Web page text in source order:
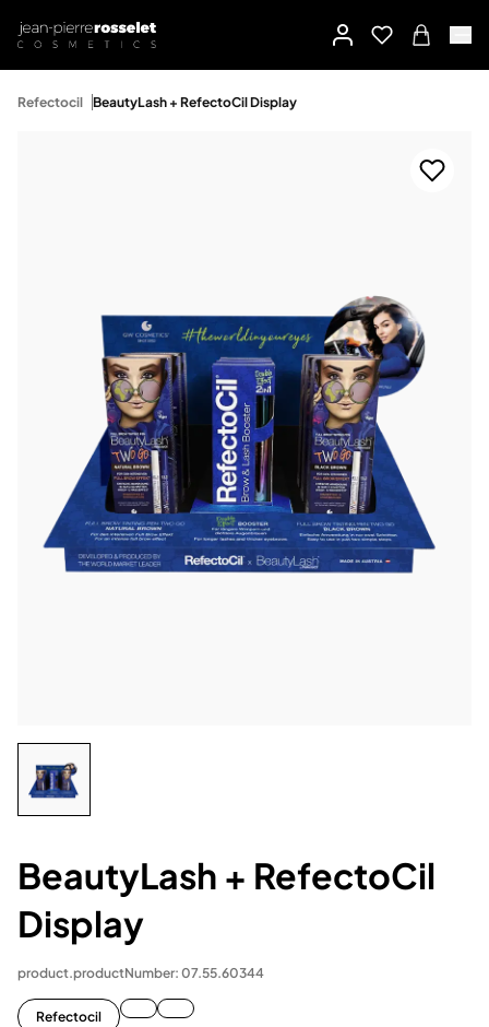
Refectocil BeautyLash + RefectoCil Display
BeautyLash + RefectoCil
Display
product.productNumber: 07.55.60344
Refectocil